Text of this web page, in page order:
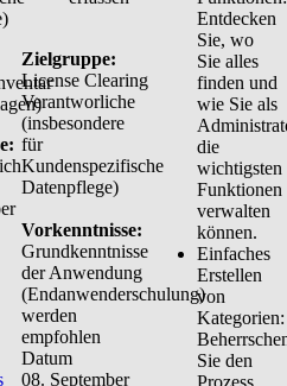
Zielgruppe:
License Clearing
Verantworliche
(insbesondere
für
Kundenspezifische
Datenpflege)
Vorkenntnisse:
Grundkenntnisse
der Anwendung
(Endanwenderschulung)
werden
empfohlen
Datum
08. September
Entdecken
Sie, wo
Sie alles
finden und
wie Sie als
die
wichtigsten
Funktionen
verwalten
können.
Einfaches
Erstellen
von
Kategorien:
Sie den
Prozess